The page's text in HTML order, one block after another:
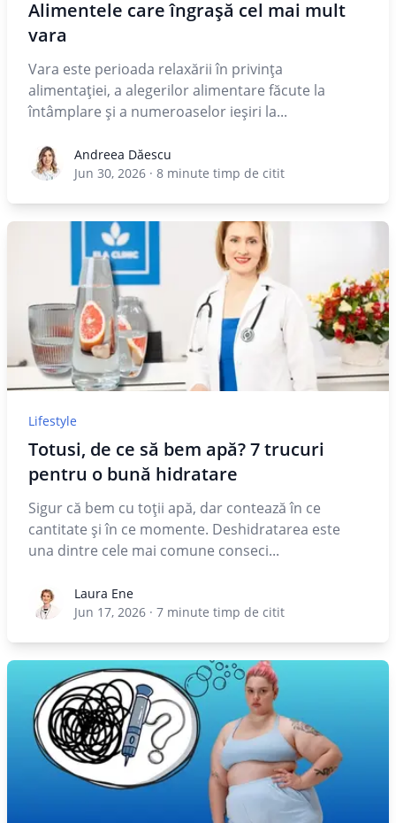
Alimentele care îngrașă cel mai mult
vara
Vara este perioada relaxării în privința
alimentației, a alegerilor alimentare făcute la
întâmplare și a numeroaselor ieșiri la...
Andreea Dăescu
Andreea Dăescu
Jun 30, 2026 · 8 minute timp de citit
Lifestyle
Totusi, de ce să bem apă? 7 trucuri
pentru o bună hidratare
Sigur că bem cu toții apă, dar contează în ce
cantitate și în ce momente. Deshidratarea este
una dintre cele mai comune conseci...
Laura EneLaura Ene
Jun 17, 2026 · 7 minute timp de citit